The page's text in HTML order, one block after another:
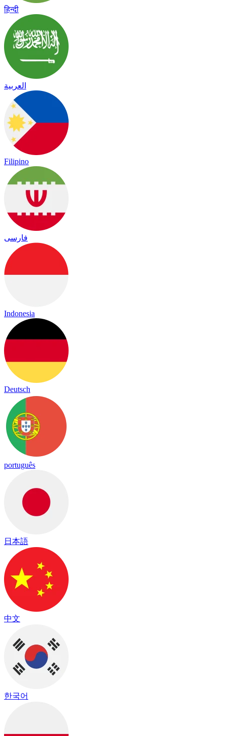
हिन्दी
العربية
Filipino
فارسی
Indonesia
Deutsch
português
日本語
中文
한국어